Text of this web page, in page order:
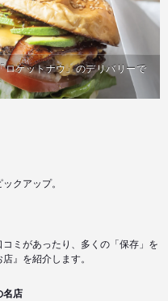
ロケットナウ」のデリバリーで
クアップ。
ミがあったり、多くの「保存」を
』を紹介します。
名店